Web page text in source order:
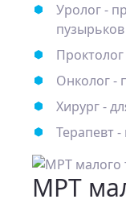
Уролог -
Онколог -
Хирург -
Терапевт
МРТ